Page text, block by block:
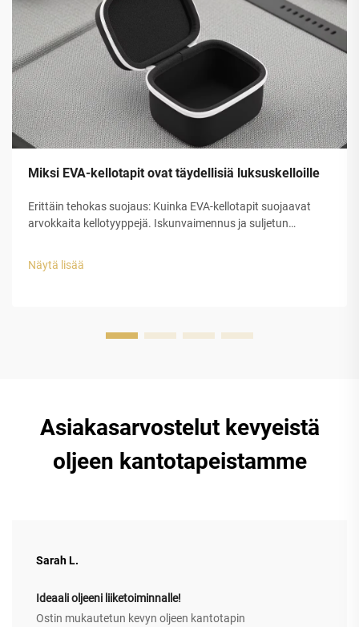
Miksi EVA-kellotapit ovat täydellisiä luksuskelloille
Erittäin tehokas suojaus: Kuinka EVA-kellotapit suojaavat
arvokkaita kellotyyppejä. Iskunvaimennus ja suljetun
erinomainen suojauskyky luksuskellojen tappeihin...
Näytä lisää
Asiakasarvostelut kevyeistä
oljeen kantotapeistamme
Sarah L.
Ideaali oljeeni liiketoiminnalle!
Ostin mukautetun kevyn oljeen kantotapin